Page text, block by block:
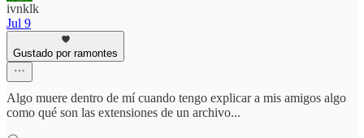
ivnklk
Jul 9
Gustado por ramontes
Algo muere dentro de mí cuando tengo explicar a mis amigos algo
como qué son las extensiones de un archivo...